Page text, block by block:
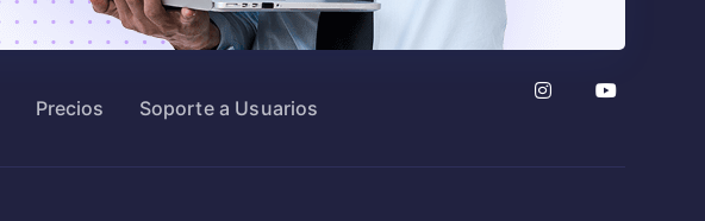
Precios Soporte a Usuarios